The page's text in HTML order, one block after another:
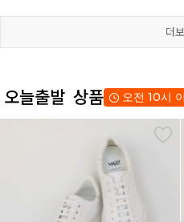
더
오늘출발 상품 오전 10시